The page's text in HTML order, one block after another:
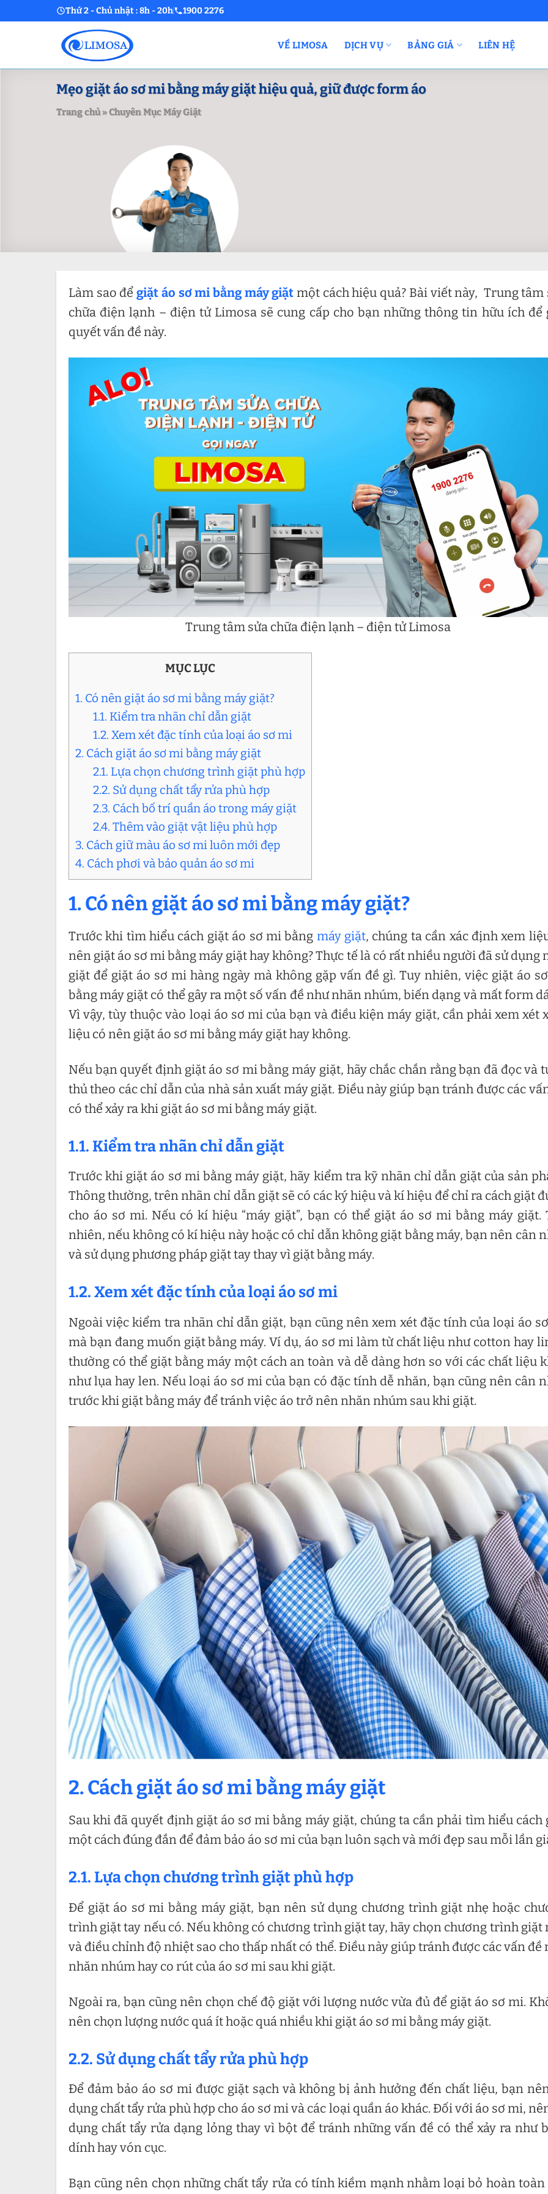
to
Thứ 2 - Chủ nhật : 8h - 20h 1900 2276
VỀ LIMOSA DỊCH VỤ BẢNG GIÁ LIÊN HỆ
Mẹo giặt áo sơ mi bằng máy giặt hiệu quả, giữ được form áo
Trang chủ»Chuyên Mục Máy Giặt
Làm sao đểgiặt áo sơ mi bằng máy giặt một cách hiệu quả? Bài viết này, Trung tâm
chữa điện lạnh – điện tử Limosa sẽ cung cấp cho bạn những thông tin hữu ích để
quyết vấn đề này.
Trung tâm sửa chữa điện lạnh – điện tử Limosa
MỤC LỤC
1. Có nên giặt áo sơ mi bằng máy giặt?
1.1. Kiểm tra nhãn chỉ dẫn giặt
1.2. Xem xét đặc tính của loại áo sơ mi
2. Cách giặt áo sơ mi bằng máy giặt
2.1. Lựa chọn chương trình giặt phù hợp
2.2. Sử dụng chất tẩy rửa phù hợp
2.3. Cách bố trí quần áo trong máy giặt
2.4. Thêm vào giặt vật liệu phù hợp
3. Cách giữ màu áo sơ mi luôn mới đẹp
4. Cách phơi và bảo quản áo sơ mi
1. Có nên giặt áo sơ mi bằng máy giặt?
Trước khi tìm hiểu cách giặt áo sơ mi bằng máy giặt, chúng ta cần xác định xem
nên giặt áo sơ mi bằng máy giặt hay không? Thực tế là có rất nhiều người đã sử dụng
giặt để giặt áo sơ mi hàng ngày mà không gặp vấn đề gì. Tuy nhiên, việc giặt áo
bằng máy giặt có thể gây ra một số vấn đề như nhăn nhúm, biến dạng và mất form
Vì vậy, tùy thuộc vào loại áo sơ mi của bạn và điều kiện máy giặt, cần phải xem xét
liệu có nên giặt áo sơ mi bằng máy giặt hay không.
Nếu bạn quyết định giặt áo sơ mi bằng máy giặt, hãy chắc chắn rằng bạn đã đọc và
thủ theo các chỉ dẫn của nhà sản xuất máy giặt. Điều này giúp bạn tránh được các
có thể xảy ra khi giặt áo sơ mi bằng máy giặt.
1.1. Kiểm tra nhãn chỉ dẫn giặt
Trước khi giặt áo sơ mi bằng máy giặt, hãy kiểm tra kỹ nhãn chỉ dẫn giặt của sản
Thông thường, trên nhãn chỉ dẫn giặt sẽ có các ký hiệu và kí hiệu để chỉ ra cách giặt
cho áo sơ mi. Nếu có kí hiệu “máy giặt”, bạn có thể giặt áo sơ mi bằng máy giặt.
nhiên, nếu không có kí hiệu này hoặc có chỉ dẫn không giặt bằng máy, bạn nên cân
và sử dụng phương pháp giặt tay thay vì giặt bằng máy.
1.2. Xem xét đặc tính của loại áo sơ mi
Ngoài việc kiểm tra nhãn chỉ dẫn giặt, bạn cũng nên xem xét đặc tính của loại áo
mà bạn đang muốn giặt bằng máy. Ví dụ, áo sơ mi làm từ chất liệu như cotton hay
thường có thể giặt bằng máy một cách an toàn và dễ dàng hơn so với các chất liệu
như lụa hay len. Nếu loại áo sơ mi của bạn có đặc tính dễ nhăn, bạn cũng nên cân
trước khi giặt bằng máy để tránh việc áo trở nên nhăn nhúm sau khi giặt.
2. Cách giặt áo sơ mi bằng máy giặt
Sau khi đã quyết định giặt áo sơ mi bằng máy giặt, chúng ta cần phải tìm hiểu cách
một cách đúng đắn để đảm bảo áo sơ mi của bạn luôn sạch và mới đẹp sau mỗi lần
2.1. Lựa chọn chương trình giặt phù hợp
Để giặt áo sơ mi bằng máy giặt, bạn nên sử dụng chương trình giặt nhẹ hoặc
trình giặt tay nếu có. Nếu không có chương trình giặt tay, hãy chọn chương trình giặt
và điều chỉnh độ nhiệt sao cho thấp nhất có thể. Điều này giúp tránh được các vấn đề
nhăn nhúm hay co rút của áo sơ mi sau khi giặt.
Ngoài ra, bạn cũng nên chọn chế độ giặt với lượng nước vừa đủ để giặt áo sơ mi.
nên chọn lượng nước quá ít hoặc quá nhiều khi giặt áo sơ mi bằng máy giặt.
2.2. Sử dụng chất tẩy rửa phù hợp
Để đảm bảo áo sơ mi được giặt sạch và không bị ảnh hưởng đến chất liệu, bạn
dụng chất tẩy rửa phù hợp cho áo sơ mi và các loại quần áo khác. Đối với áo sơ mi,
dụng chất tẩy rửa dạng lỏng thay vì bột để tránh những vấn đề có thể xảy ra như
dính hay vón cục.
Bạn cũng nên chọn những chất tẩy rửa có tính kiềm mạnh nhằm loại bỏ hoàn toàn